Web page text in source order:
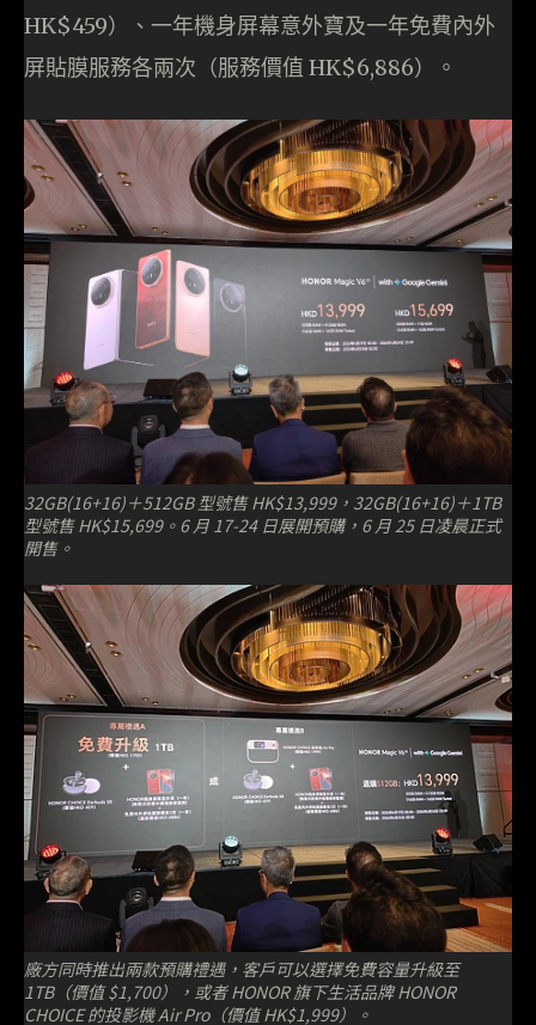
HK$459）、一年機身屏幕意外寶及一年免費內外
屏貼膜服務各兩次（服務價值 HK$6,886）。
32GB(16+16)＋512GB 型號售 HK$13,999，32GB(16+16)＋1TB
型號售 HK$15,699。6 月 17-24 日展開預購，6 月 25 日凌晨正式
開售。
廠方同時推出兩款預購禮遇，客戶可以選擇免費容量升級至
1TB（價值 $1,700），或者 HONOR 旗下生活品牌 HONOR
CHOICE 的投影機 Air Pro（價值 HK$1,999）。